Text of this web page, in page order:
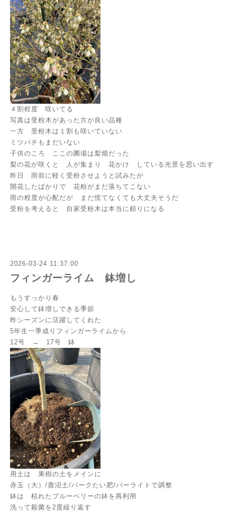
４割程度 咲いてる
写真は受粉木があった方が良い品種
一方 受粉木は１割も咲いていない
ミツバチもまだいない
子供のころ ここの圃場は梨畑だった
梨の花が咲くと 人が集まり 花かけ している光景を思い出す
昨日 雨前に軽く受粉させようと試みたが
開花したばかりで 花粉がまだ落ちてこない
雨の程度が心配だが まだ慌てなくても大丈夫そうだ
受粉を考えると 自家受粉木は本当に頼りになる
2026-03-24 11:37:00
フィンガーライム 鉢増し
もうすっかり春
安心して鉢増しできる季節
昨シーズンに活躍してくれた
5年生一季成りフィンガーライムから
12号 → 17号 鉢
用土は 果樹の土をメインに
赤玉（大）/鹿沼土/バークたい肥/パーライトで調整
鉢は 枯れたブルーベリーの鉢を再利用
洗って殺菌を2度繰り返す